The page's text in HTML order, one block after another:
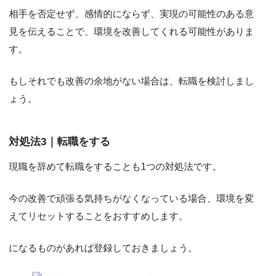
相手を否定せず、感情的にならず、実現の可能性のある意
見を伝えることで、環境を改善してくれる可能性がありま
す。
もしそれでも改善の余地がない場合は、転職を検討しまし
ょう。
対処法3｜転職をする
現職を辞めて転職をすることも1つの対処法です。
今の改善で頑張る気持ちがなくなっている場合、環境を変
えてリセットすることをおすすめします。
になるものがあれば登録しておきましょう。